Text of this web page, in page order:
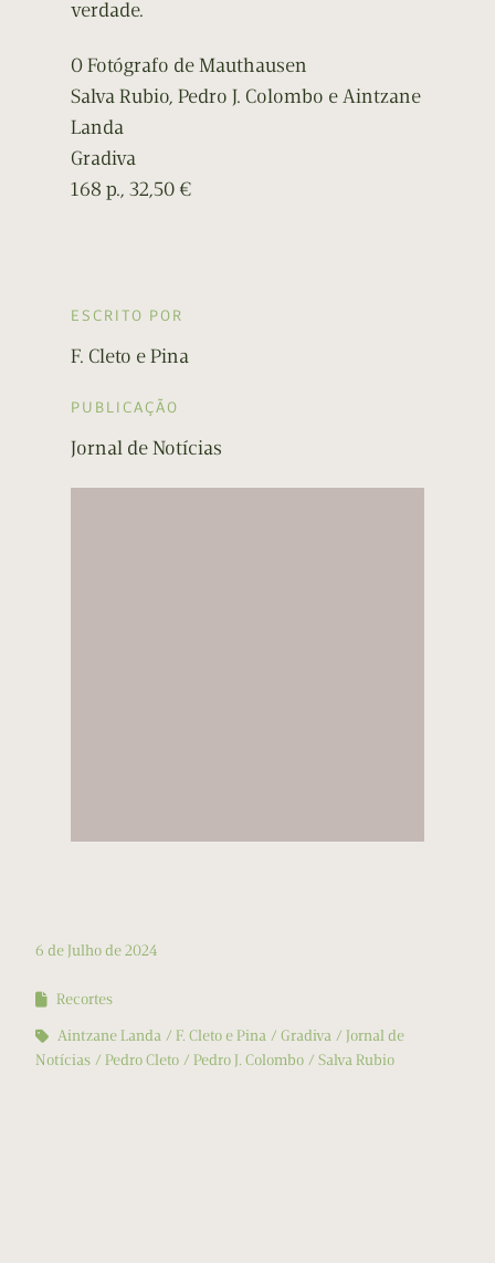
verdade.
O Fotógrafo de Mauthausen
Salva Rubio, Pedro J. Colombo e Aintzane
Landa
Gradiva
168 p., 32,50 €
ESCRITO POR
F. Cleto e Pina
PUBLICAÇÃO
Jornal de Notícias
6 de Julho de 2024
Recortes
Aintzane Landa
F. Cleto e Pina Gradiva
Jornal de
Notícias
Pedro Cleto Pedro J. Colombo Salva Rubio